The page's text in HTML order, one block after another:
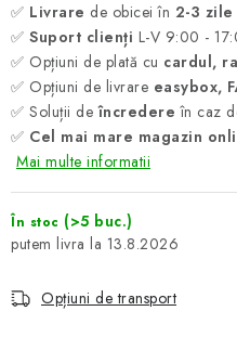
✅ Livrare de obicei în 2-3 zile
✅ Suport clienți L-V 9:00 -
✅ Opțiuni de plată cu cardul,
✅ Opțiuni de livrare easybox,
✅ Soluții deîncredere în caz
✅ Cel mai mare magazin
Mai multe informatii
În stoc (>5 buc.)
13.8.2026
Opțiuni de transport